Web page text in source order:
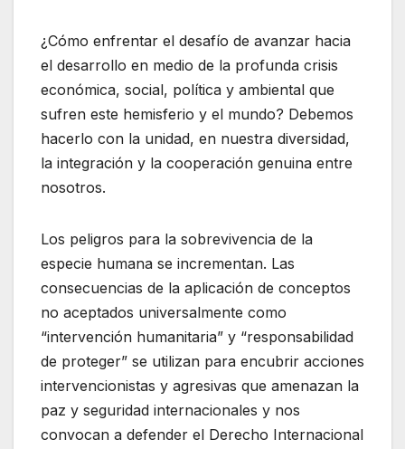
¿Cómo enfrentar el desafío de avanzar hacia
el desarrollo en medio de la profunda crisis
económica, social, política y ambiental que
sufren este hemisferio y el mundo? Debemos
hacerlo con la unidad, en nuestra diversidad,
la integración y la cooperación genuina entre
nosotros.
Los peligros para la sobrevivencia de la
especie humana se incrementan. Las
consecuencias de la aplicación de conceptos
no aceptados universalmente como
“intervención humanitaria” y “responsabilidad
de proteger” se utilizan para encubrir acciones
intervencionistas y agresivas que amenazan la
paz y seguridad internacionales y nos
convocan a defender el Derecho Internacional